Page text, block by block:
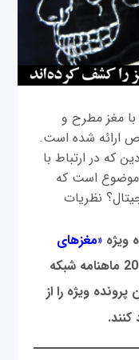
مغز مطرح و
ارائه شده است.
که در ارتباط با
موضوع است که
نظریات
ویژه «مغزهای
شماره 200 ماهنامه شبکه
ویژه را از
کنند.